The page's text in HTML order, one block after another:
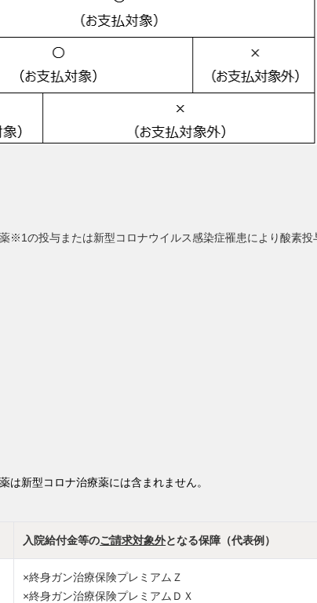
※1の投与または新型コロナウイルス感染症罹患により酸素投
新型コロナ治療薬には含まれません。
入院給付金等のご請求対象外となる保障（代表例）
×終身ガン治療保険プレミアムＺ
×終身ガン治療保険プレミアムＤＸ